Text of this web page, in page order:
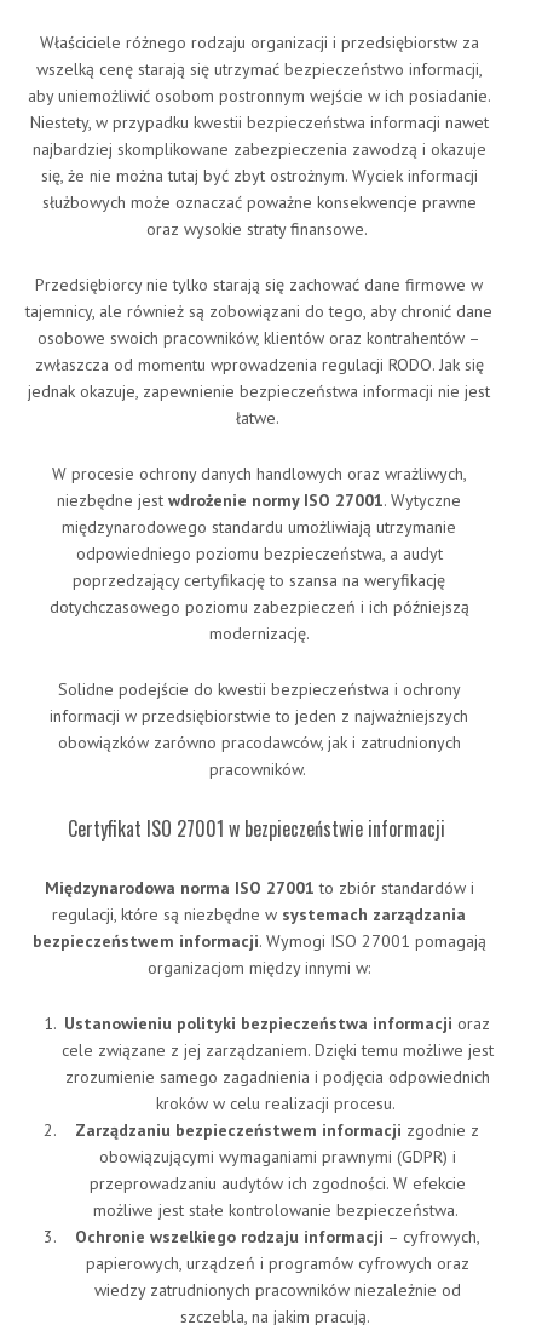
Właściciele różnego rodzaju organizacji i przedsiębiorstw za
wszelką cenę starają się utrzymać bezpieczeństwo informacji,
aby uniemożliwić osobom postronnym wejście w ich posiadanie.
Niestety, w przypadku kwestii bezpieczeństwa informacji nawet
najbardziej skomplikowane zabezpieczenia zawodzą i okazuje
się, że nie można tutaj być zbyt ostrożnym. Wyciek informacji
służbowych może oznaczać poważne konsekwencje prawne
oraz wysokie straty finansowe.
Przedsiębiorcy nie tylko starają się zachować dane firmowe w
tajemnicy, ale również są zobowiązani do tego, aby chronić dane
osobowe swoich pracowników, klientów oraz kontrahentów –
zwłaszcza od momentu wprowadzenia regulacji RODO. Jak się
jednak okazuje, zapewnienie bezpieczeństwa informacji nie jest
łatwe.
W procesie ochrony danych handlowych oraz wrażliwych,
niezbędne jest wdrożenie normy ISO 27001. Wytyczne
międzynarodowego standardu umożliwiają utrzymanie
odpowiedniego poziomu bezpieczeństwa, a audyt
poprzedzający certyfikację to szansa na weryfikację
dotychczasowego poziomu zabezpieczeń i ich późniejszą
modernizację.
Solidne podejście do kwestii bezpieczeństwa i ochrony
informacji w przedsiębiorstwie to jeden z najważniejszych
obowiązków zarówno pracodawców, jak i zatrudnionych
pracowników.
Certyfikat ISO 27001 w bezpieczeństwie informacji
Międzynarodowa norma ISO 27001 to zbiór standardów i
regulacji, które są niezbędne w systemach zarządzania
bezpieczeństwem informacji. Wymogi ISO 27001 pomagają
organizacjom między innymi w:
Ustanowieniu polityki bezpieczeństwa informacji oraz
cele związane z jej zarządzaniem. Dzięki temu możliwe jest
zrozumienie samego zagadnienia i podjęcia odpowiednich
kroków w celu realizacji procesu.
Zarządzaniu bezpieczeństwem informacji zgodnie z
obowiązującymi wymaganiami prawnymi (GDPR) i
przeprowadzaniu audytów ich zgodności. W efekcie
możliwe jest stałe kontrolowanie bezpieczeństwa.
Ochronie wszelkiego rodzaju informacji – cyfrowych,
papierowych, urządzeń i programów cyfrowych oraz
wiedzy zatrudnionych pracowników niezależnie od
szczebla, na jakim pracują.